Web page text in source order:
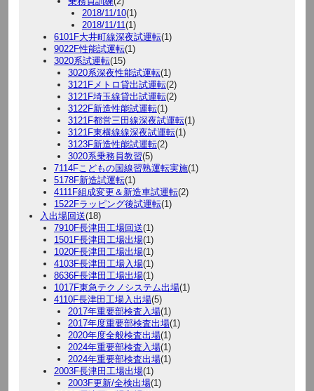
2018/11/10(1)
2018/11/11(1)
6101F大井町線深夜試運転(1)
9022F性能試運転(1)
3020系試運転(15)
3020系深夜性能試運転(1)
3121Fメトロ貸出試運転(2)
3121F埼玉線貸出試運転(2)
3122F新造性能試運転(1)
3121F都営三田線深夜試運転(1)
3121F東横線線深夜試運転(1)
3123F新造性能試運転(2)
3020系乗務員教習(5)
7114Fこどもの国線習熟運転実施(1)
5178F新造試運転(1)
4111F組成変更＆新造車試運転(2)
1522Fラッピング後試運転(1)
入出場回送(18)
7910F長津田工場回送(1)
1501F長津田工場出場(1)
1020F長津田工場出場(1)
4103F長津田工場入場(1)
8636F長津田工場出場(1)
1017F東急テクノシステム出場(1)
4110F長津田工場入出場(5)
2017年重要部検査入場(1)
2017年度重要部検査出場(1)
2020年度全般検査出場(1)
2024年重要部検査入場(1)
2024年重要部検査出場(1)
2003F長津田工場出場(1)
2003F更新/全検出場(1)